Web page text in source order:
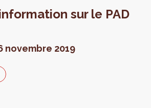
sur le PAD
novembre 2019